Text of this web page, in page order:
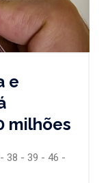
e
milhões
38 - 39 - 46 -